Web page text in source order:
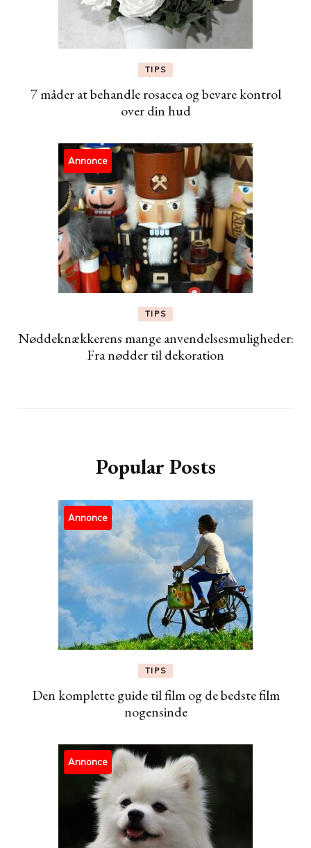
TIPS
7 måder at behandle rosacea og bevare kontrol
over din hud
Annonce
TIPS
Nøddeknækkerens mange anvendelsesmuligheder:
Fra nødder til dekoration
Popular Posts
Annonce
TIPS
Den komplette guide til film og de bedste film
nogensinde
Annonce